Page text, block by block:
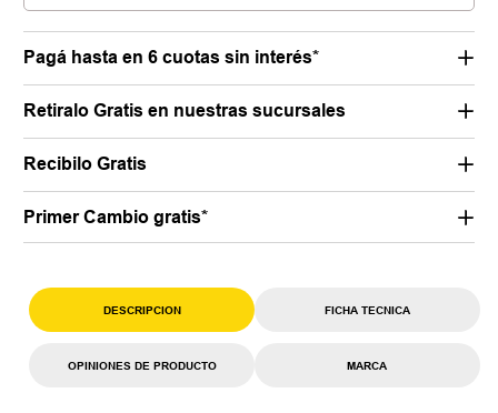
Pagá hasta en 6 cuotas sin interés*
Retiralo Gratis en nuestras sucursales
Recibilo Gratis
Primer Cambio gratis*
DESCRIPCION FICHA TECNICA
OPINIONES DE PRODUCTO MARCA